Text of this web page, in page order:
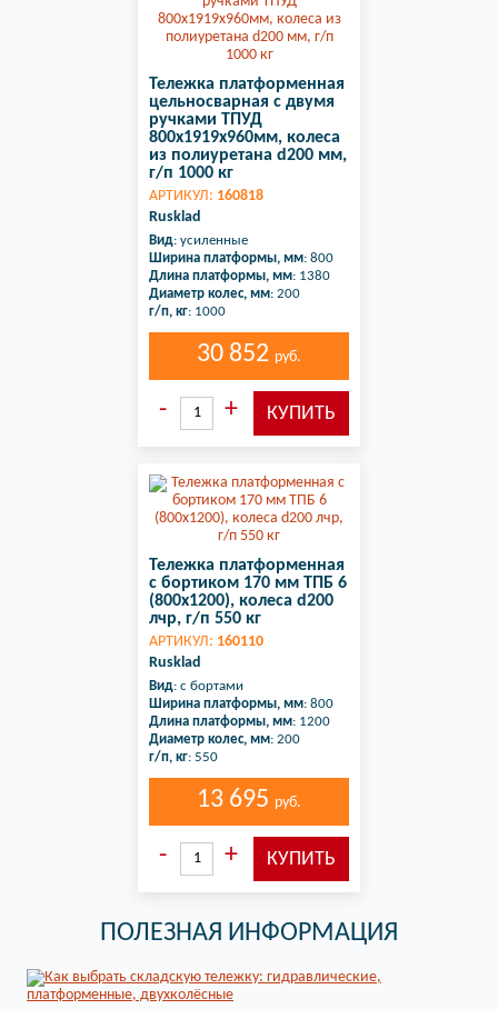
Тележка платформенная
цельносварная с двумя
ручками ТПУД
800х1919х960мм, колеса
из полиуретана d200 мм,
г/п 1000 кг
АРТИКУЛ: 160818
Rusklad
Вид: усиленные
Ширина платформы, мм: 800
Длина платформы, мм: 1380
Диаметр колес, мм: 200
г/п, кг: 1000
30 852 руб.
Тележка платформенная
с бортиком 170 мм ТПБ 6
(800x1200), колеса d200
лчр, г/п 550 кг
АРТИКУЛ: 160110
Rusklad
Вид: с бортами
Ширина платформы, мм: 800
Длина платформы, мм: 1200
Диаметр колес, мм: 200
г/п, кг: 550
13 695 руб.
ПОЛЕЗНАЯ ИНФОРМАЦИЯ